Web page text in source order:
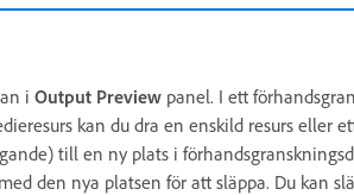
i Output Preview panel. I ett
kan du dra en enskild resurs eller
till en ny plats i
den nya platsen för att släppa. Du kan